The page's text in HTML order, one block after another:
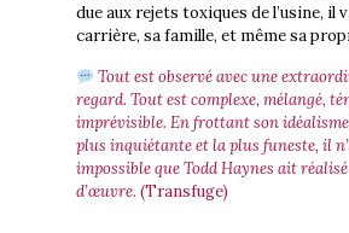
due aux rejets toxiques de l’usine, il
carrière, sa famille, et même sa
Tout est observé avec une
regard. Tout est complexe, mélangé,
imprévisible. En frottant son
plus inquiétante et la plus funeste, il
impossible que Todd Haynes ait
d’œuvre. (Transfuge)